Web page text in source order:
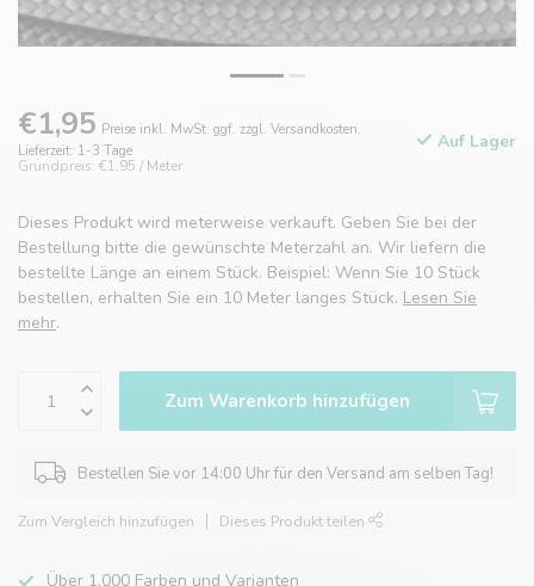
€1,95 Preise inkl. MwSt. ggf. zzgl. Versandkosten.
Lieferzeit: 1-3 Tage
Grundpreis: €1,95 / Meter
Auf Lager
Dieses Produkt wird meterweise verkauft. Geben Sie bei der
Bestellung bitte die gewünschte Meterzahl an. Wir liefern die
bestellte Länge an einem Stück. Beispiel: Wenn Sie 10 Stück
bestellen, erhalten Sie ein 10 Meter langes Stück. Lesen Sie
mehr.
Zum Warenkorb hinzufügen
Bestellen Sie vor 14:00 Uhr für den Versand am selben Tag!
Zum Vergleich hinzufügen Dieses Produkt teilen
Über 1.000 Farben und Varianten